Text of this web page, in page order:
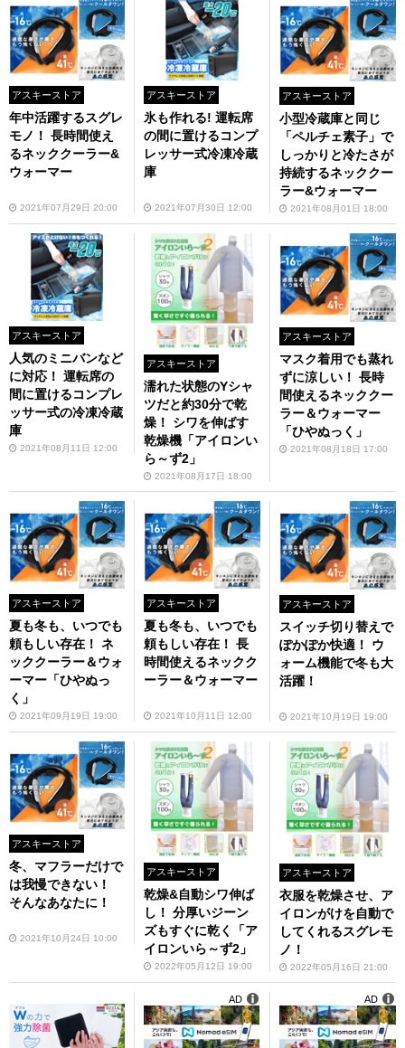
アスキーストア
年中活躍するスグレ
モノ！ 長時間使え
るネッククーラー&
ウォーマー
2021年07月29日 20:00
アスキーストア
氷も作れる! 運転席
の間に置けるコンプ
レッサー式冷凍冷蔵
庫
2021年07月30日 12:00
アスキーストア
小型冷蔵庫と同じ
「ペルチェ素子」で
しっかりと冷たさが
持続するネッククー
ラー&ウォーマー
2021年08月01日 18:00
アスキーストア
人気のミニバンなど
に対応！ 運転席の
間に置けるコンプレ
ッサー式の冷凍冷蔵
庫
2021年08月11日 12:00
アスキーストア
濡れた状態のYシャ
ツだと約30分で乾
燥！ シワを伸ばす
乾燥機「アイロンい
ら～ず2」
2021年08月17日 18:00
アスキーストア
マスク着用でも蒸れ
ずに涼しい！ 長時
間使えるネッククー
ラー＆ウォーマー
「ひやぬっく」
2021年08月18日 17:00
アスキーストア
夏も冬も、いつでも
頼もしい存在！ ネ
ッククーラー＆ウォ
ーマー「ひやぬっ
く」
2021年09月19日 19:00
アスキーストア
夏も冬も、いつでも
頼もしい存在！ 長
時間使えるネックク
ーラー＆ウォーマー
2021年10月11日 12:00
アスキーストア
スイッチ切り替えで
ぽかぽか快適！ ウ
ォーム機能で冬も大
活躍！
2021年10月19日 19:00
アスキーストア
冬、マフラーだけで
は我慢できない！
そんなあなたに！
2021年10月24日 10:00
アスキーストア
乾燥&自動シワ伸ば
し！ 分厚いジーン
ズもすぐに乾く「ア
イロンいら～ず2」
2022年05月12日 19:00
アスキーストア
衣服を乾燥させ、ア
イロンがけを自動で
してくれるスグレモ
ノ！
2022年05月16日 21:00
AD AD